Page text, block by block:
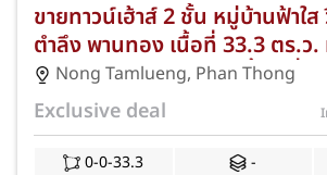
ขายทาวน์เฮ้าส์ 2 ชั้น หมู่บ้านฟ้าใ
ตำลึง พานทอง เนื้อที่ 33.3 ตร.ว.
เมตร 3 ห้องนอน 2 ห้องน้ำ 2 ที่จอ
062
Nong Tamlueng, Phan Thong
Exclusive deal
0-0-33.3 -